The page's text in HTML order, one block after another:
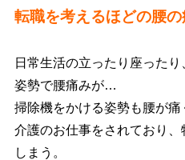
転職を考えるほどの腰
日常生活の立ったり座った
姿勢で腰痛みが…
掃除機をかける姿勢も腰が痛
介護のお仕事をされており
しまう。